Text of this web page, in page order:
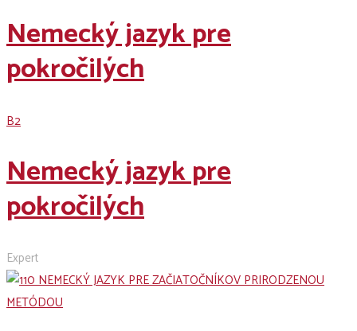
Nemecký jazyk pre
pokročilých
B2
Nemecký jazyk pre
pokročilých
Expert